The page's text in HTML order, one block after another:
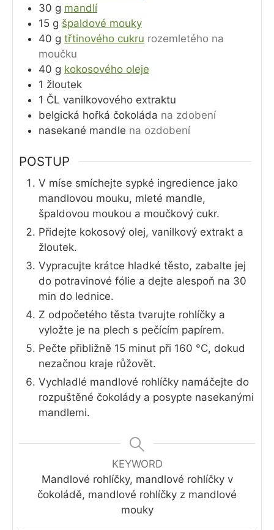
30 g mandlí
15 g špaldové mouky
40 g třtinového cukru rozemletého na
moučku
40 g kokosového oleje
1 žloutek
1 ČL vanilkovového extraktu
belgická hořká čokoláda na zdobení
nasekané mandle na ozdobení
POSTUP
V míse smíchejte sypké ingredience jako
mandlovou mouku, mleté mandle,
špaldovou moukou a moučkový cukr.
Přidejte kokosový olej, vanilkový extrakt a
žloutek.
Vypracujte krátce hladké těsto, zabalte jej
do potravinové fólie a dejte alespoň na 30
min do lednice.
Z odpočetého těsta tvarujte rohlíčky a
vyložte je na plech s pečícím papírem.
Pečte přibližně 15 minut při 160 °C, dokud
nezačnou kraje růžovět.
Vychladlé mandlové rohlíčky namáčejte do
rozpuštěné čokolády a posypte nasekanými
mandlemi.
KEYWORD
Mandlové rohlíčky, mandlové rohlíčky v
čokoládě, mandlové rohlíčky z mandlové
mouky